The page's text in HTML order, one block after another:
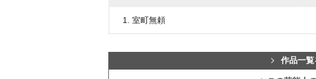
1. 室町無頼
作品一覧